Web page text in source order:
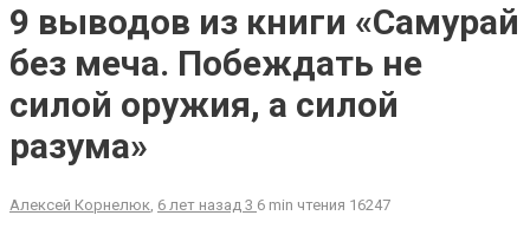
9 выводов из книги «Самурай
без меча. Побеждать не
силой оружия, а силой
разума»
Алексей Корнелюк 6 лет назад 3 6 min чтения 16247